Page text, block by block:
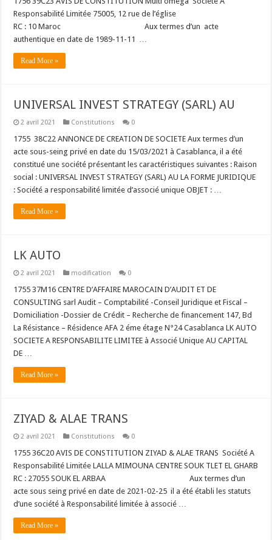
Responsabilité Limitée 75005, 12 rue de l’église
RC : 10 Maroc Aux termes d’un acte
authentique en date de 1989-11-11 …
Read More »
UNIVERSAL INVEST STRATEGY (SARL) AU
2 avril 2021 Constitutions 0
1755 38C22 ANNONCE DE CREATION DE SOCIETE Aux termes d’un
acte sous-seing privé en date du 15/03/2021 à Casablanca, il a été
constitué une société présentant les caractéristiques suivantes : Raison
social : UNIVERSAL INVEST STRATEGY (SARL) AU LA FORME JURIDIQUE
: Société a responsabilité limitée d’associé unique OBJET : …
Read More »
LK AUTO
2 avril 2021 modification 0
1755 37M16 CENTRE D’AFFAIRE MAROCAIN D’AUDIT ET DE
CONSULTING sarl Audit – Comptabilité -Conseil Juridique et Fiscal –
Domiciliation -Dossier de Crédit – Recherche de financement 147, Bd
La Résistance – Résidence AFA 2 éme étage N°24 Casablanca LK AUTO
SOCIETE A RESPONSABILITE LIMITEE à Associé Unique AU CAPITAL
DE …
Read More »
ZIYAD & ALAE TRANS
2 avril 2021 Constitutions 0
1755 36C20 AVIS DE CONSTITUTION ZIYAD & ALAE TRANS Société A
Responsabilité Limitée LALLA MIMOUNA CENTRE SOUK TLET EL GHARB
RC : 27055 SOUK EL ARBAA Aux termes d’un
acte sous seing privé en date de 2021-02-25 il a été établi les statuts
d’une société à Responsabilité limitée à associé …
Read More »